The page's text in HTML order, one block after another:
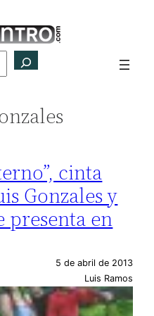
cinta
Gonzales y
presenta en
5 de abril de 2013
Luis Ramos